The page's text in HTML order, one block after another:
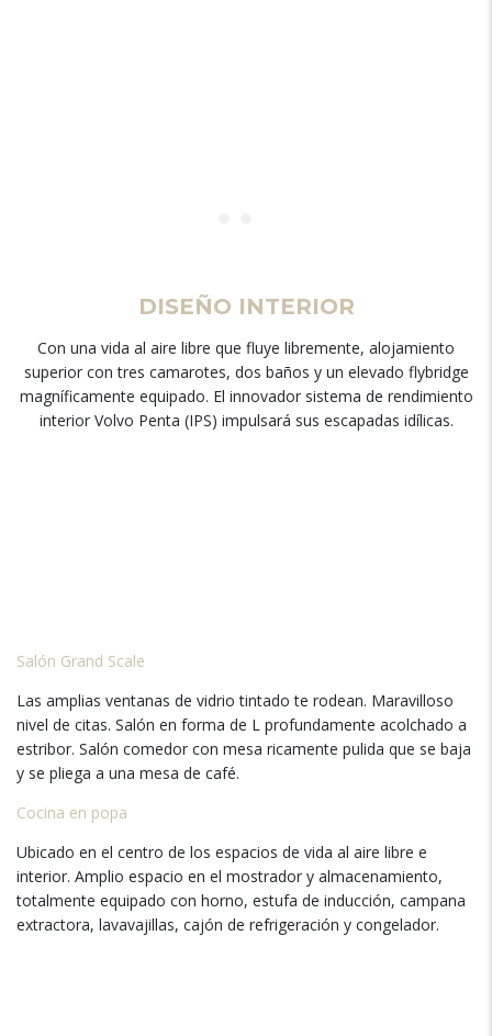
DISEÑO INTERIOR
Con una vida al aire libre que fluye libremente, alojamiento
superior con tres camarotes, dos baños y un elevado flybridge
magníficamente equipado. El innovador sistema de rendimiento
interior Volvo Penta (IPS) impulsará sus escapadas idílicas.
Salón Grand Scale
Las amplias ventanas de vidrio tintado te rodean. Maravilloso
nivel de citas. Salón en forma de L profundamente acolchado a
estribor. Salón comedor con mesa ricamente pulida que se baja
y se pliega a una mesa de café.
Cocina en popa
Ubicado en el centro de los espacios de vida al aire libre e
interior. Amplio espacio en el mostrador y almacenamiento,
totalmente equipado con horno, estufa de inducción, campana
extractora, lavavajillas, cajón de refrigeración y congelador.